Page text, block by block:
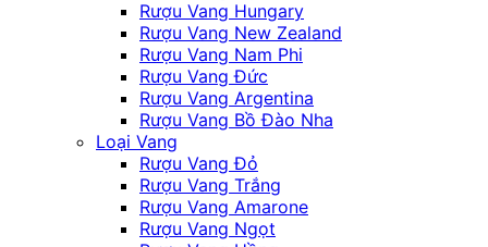
Rượu Vang Hungary
Rượu Vang New Zealand
Rượu Vang Nam Phi
Rượu Vang Đức
Rượu Vang Argentina
Rượu Vang Bồ Đào Nha
Loại Vang
Rượu Vang Đỏ
Rượu Vang Trắng
Rượu Vang Amarone
Rượu Vang Ngọt